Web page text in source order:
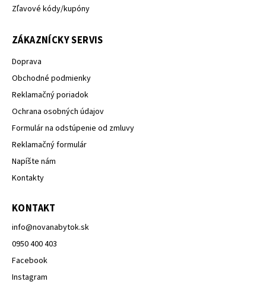
Zľavové kódy/kupóny
ZÁKAZNÍCKY SERVIS
Doprava
Obchodné podmienky
Reklamačný poriadok
Ochrana osobných údajov
Formulár na odstúpenie od zmluvy
Reklamačný formulár
Napíšte nám
Kontakty
KONTAKT
info@novanabytok.sk
0950 400 403
Facebook
Instagram